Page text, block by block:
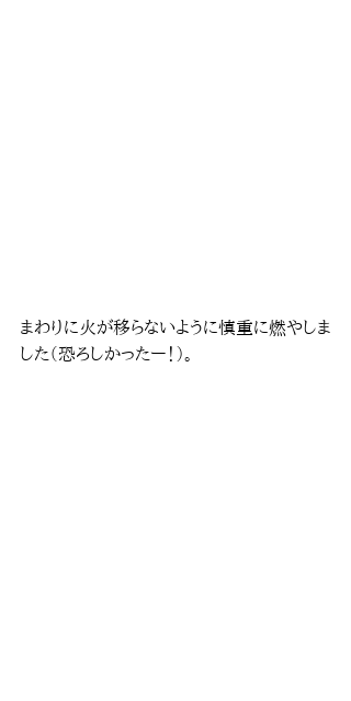
まわりに火が移らないように慎重に燃やしま
した（恐ろしかったー！）。